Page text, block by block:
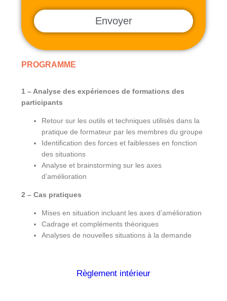
PROGRAMME
1 –Analyse des expériences de formations des
participants
Retour sur les outils et techniques utilisés dans la
pratique de formateur par les membres du groupe
Identification des forces et faiblesses en fonction
des situations
Analyse et brainstorming sur les axes
d’amélioration
2 – Cas pratiques
Mises en situation incluant les axes d’amélioration
Cadrage et compléments théoriques
Analyses de nouvelles situations à la demande
Règlement intérieur